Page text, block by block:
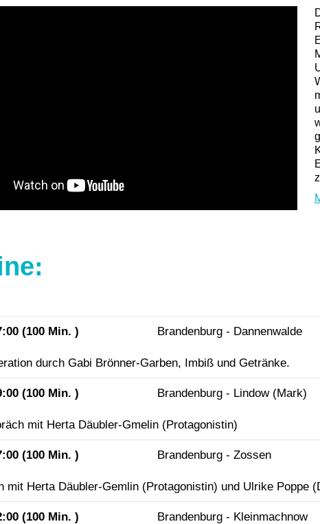
(100 Min. ) Brandenburg - Dannenwalde
durch Gabi Brönner-Garben, Imbiß und Getränke.
(100 Min. ) Brandenburg - Lindow (Mark)
mit Herta Däubler-Gmelin (Protagonistin)
(100 Min. ) Brandenburg - Zossen
mit Herta Däubler-Gemlin (Protagonistin) und Ulrike Poppe
(100 Min. ) Brandenburg - Kleinmachnow